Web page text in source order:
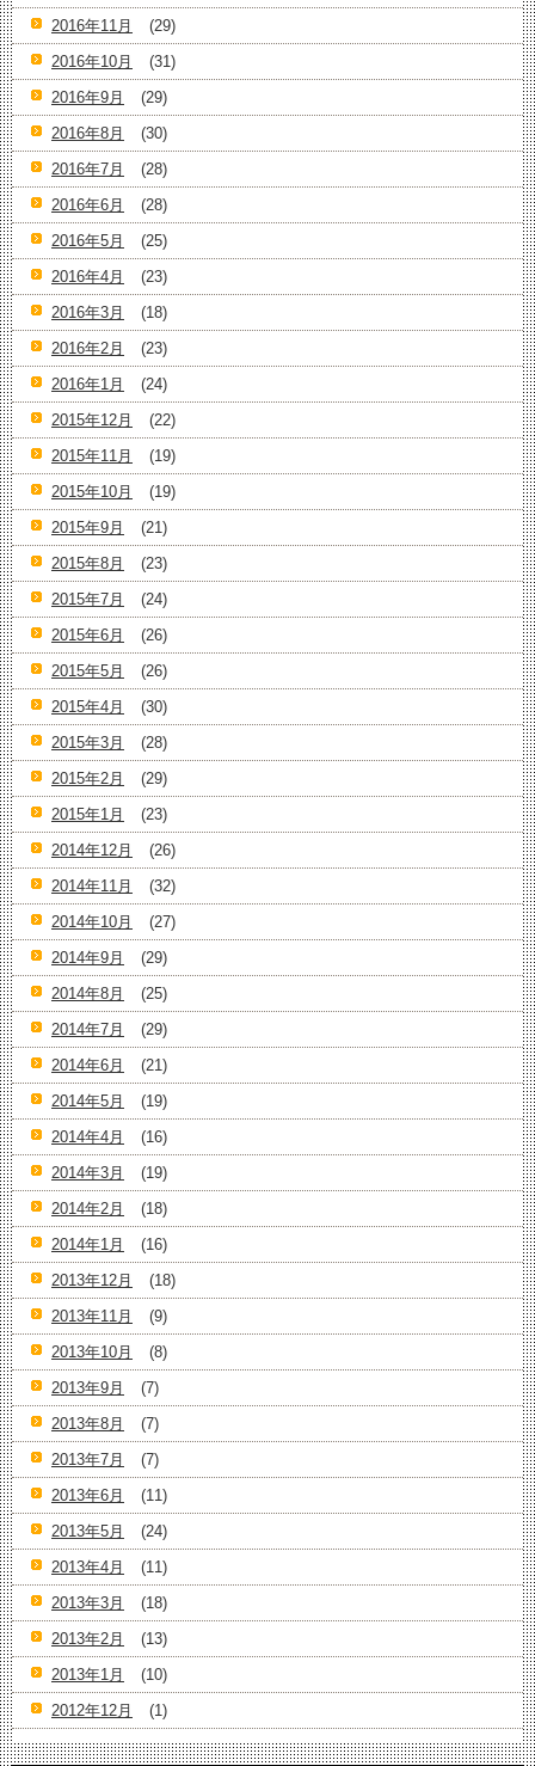
2016年11月
(29)
2016年10月
(31)
2016年9月
(29)
2016年8月
(30)
2016年7月
(28)
2016年6月
(28)
2016年5月
(25)
2016年4月
(23)
2016年3月
(18)
2016年2月
(23)
2016年1月
(24)
2015年12月
(22)
2015年11月
(19)
2015年10月
(19)
2015年9月
(21)
2015年8月
(23)
2015年7月
(24)
2015年6月
(26)
2015年5月
(26)
2015年4月
(30)
2015年3月
(28)
2015年2月
(29)
2015年1月
(23)
2014年12月
(26)
2014年11月
(32)
2014年10月
(27)
2014年9月
(29)
2014年8月
(25)
2014年7月
(29)
2014年6月
(21)
2014年5月
(19)
2014年4月
(16)
2014年3月
(19)
2014年2月
(18)
2014年1月
(16)
2013年12月
(18)
2013年11月
(9)
2013年10月
(8)
2013年9月
(7)
2013年8月
(7)
2013年7月
(7)
2013年6月
(11)
2013年5月
(24)
2013年4月
(11)
2013年3月
(18)
2013年2月
(13)
2013年1月
(10)
2012年12月
(1)